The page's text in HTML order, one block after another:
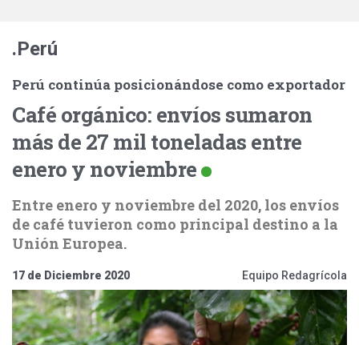
.Perú
Perú continúa posicionándose como exportador
Café orgánico: envíos sumaron
más de 27 mil toneladas entre
enero y noviembre
Entre enero y noviembre del 2020, los envíos
de café tuvieron como principal destino a la
Unión Europea.
17 de Diciembre 2020 Equipo Redagrícola